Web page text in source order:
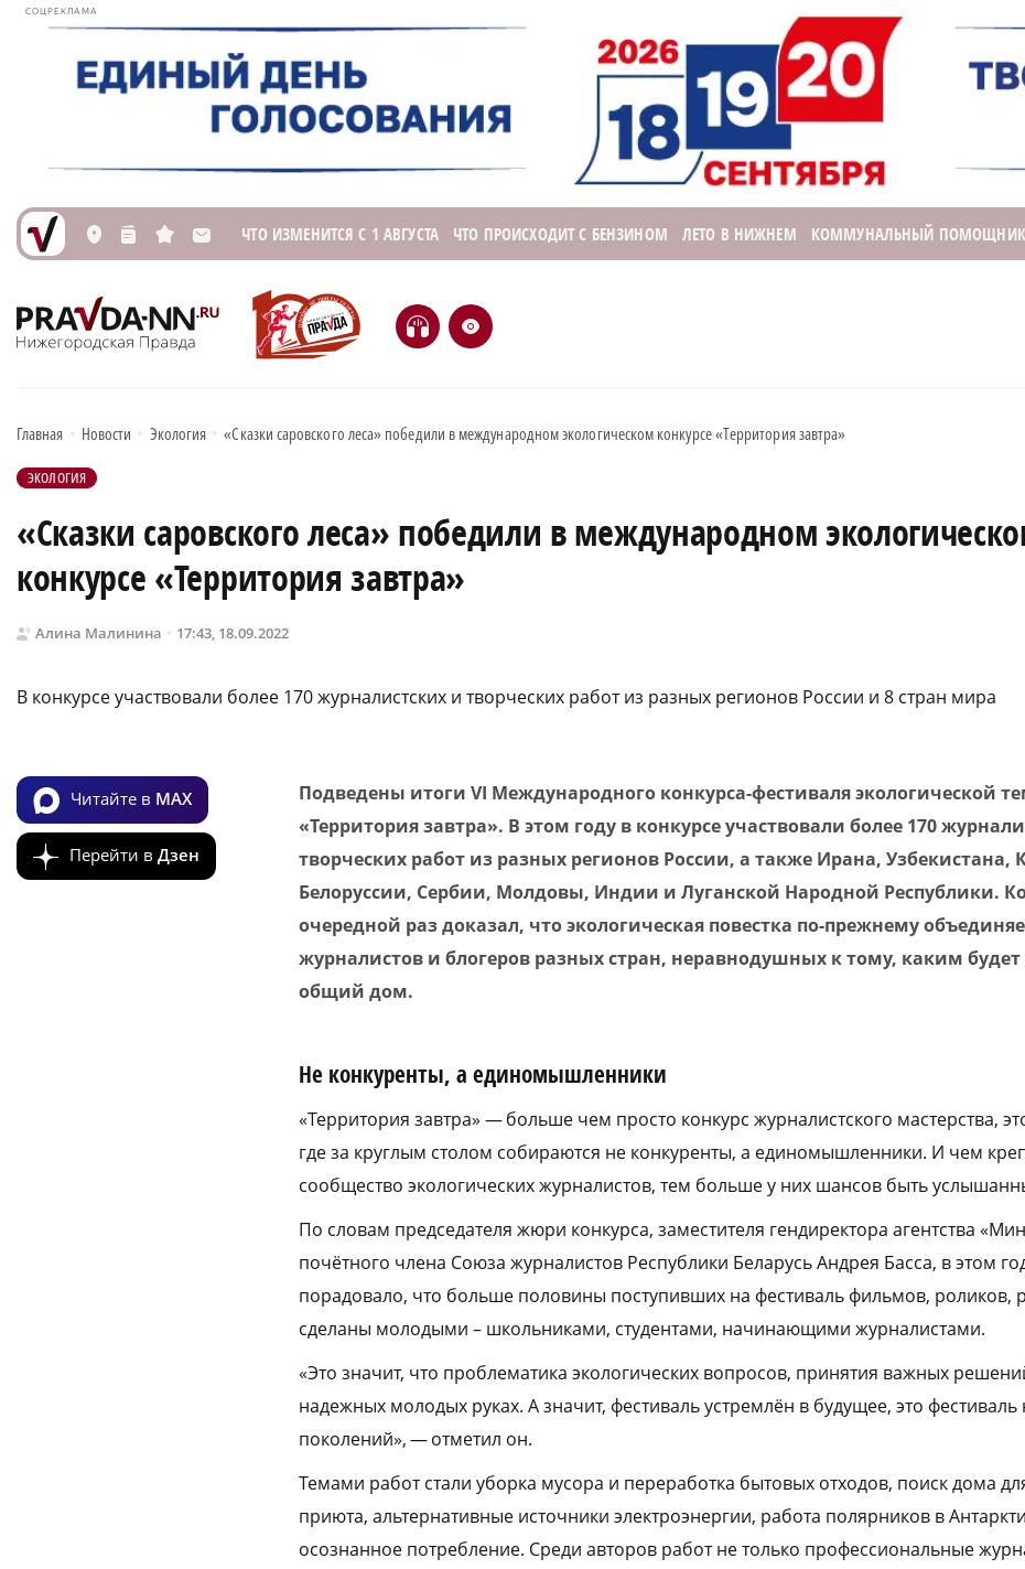
СОЦРЕКЛАМА
L n s M ЧТО ИЗМЕНИТСЯ С 1 АВГУСТА ЧТО ПРОИСХОДИТ С БЕНЗИНОМ ЛЕТО В НИЖНЕМ КОММУНАЛЬНЫЙ ПОМОЩНИК
H e
Главная • Новости • Экология • «Сказки саровского леса» победили в международном экологическом конкурсе «Территория завтра»
ЭКОЛОГИЯ
«Сказки саровского леса» победили в международном
конкурсе «Территория завтра»
Алина Малинина 17:43, 18.09.2022
В конкурсе участвовали более 170 журналистских и творческих работ из разных регионов России и 8 стран мира
Читайте в MAX
Перейти в Дзен
Подведены итоги VI Международного конкурса-фестиваля экологической
«Территория завтра». В этом году в конкурсе участвовали более 170
творческих работ из разных регионов России, а также Ирана, Узбекистана,
Белоруссии, Сербии, Молдовы, Индии и Луганской Народной Республики.
очередной раз доказал, что экологическая повестка по-прежнему
журналистов и блогеров разных стран, неравнодушных к тому, каким
общий дом.
Не конкуренты, а единомышленники
«Территория завтра» — больше чем просто конкурс журналистского мастерства,
где за круглым столом собираются не конкуренты, а единомышленники. И чем
сообщество экологических журналистов, тем больше у них шансов быть
По словам председателя жюри конкурса, заместителя гендиректора агентства
почётного члена Союза журналистов Республики Беларусь Андрея Басса, в этом
порадовало, что больше половины поступивших на фестиваль фильмов, роликов,
сделаны молодыми – школьниками, студентами, начинающими журналистами.
«Это значит, что проблематика экологических вопросов, принятия важных
надежных молодых руках. А значит, фестиваль устремлён в будущее, это
поколений», — отметил он.
Темами работ стали уборка мусора и переработка бытовых отходов, поиск дома
приюта, альтернативные источники электроэнергии, работа полярников в
осознанное потребление. Среди авторов работ не только профессиональные